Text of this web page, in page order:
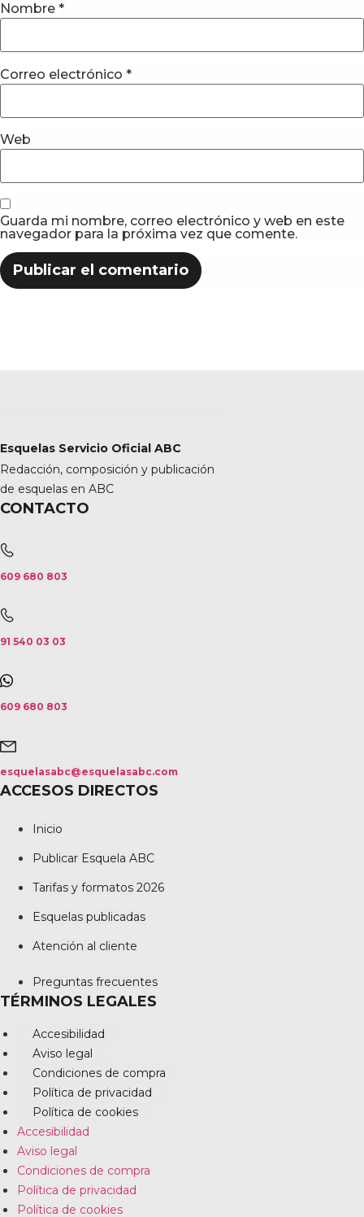
Nombre *
Correo electrónico *
Web
Guarda mi nombre, correo electrónico y web en este
navegador para la próxima vez que comente.
Esquelas Servicio Oficial ABC
Redacción, composición y publicación
de esquelas en ABC
CONTACTO
609 680 803
91 540 03 03
609 680 803
esquelasabc@esquelasabc.com
ACCESOS DIRECTOS
Inicio
Publicar Esquela ABC
Tarifas y formatos 2026
Esquelas publicadas
Atención al cliente
Preguntas frecuentes
TÉRMINOS LEGALES
Accesibilidad
Aviso legal
Condiciones de compra
Política de privacidad
Política de cookies
Accesibilidad
Aviso legal
Condiciones de compra
Política de privacidad
Política de cookies